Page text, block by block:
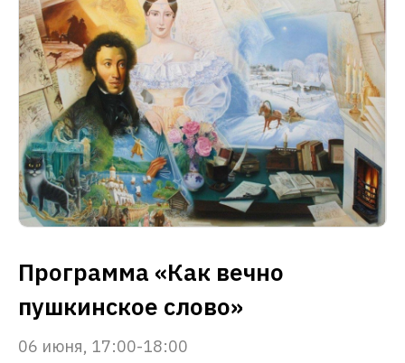
Программа «Как вечно
пушкинское слово»
06 июня, 17:00-18:00